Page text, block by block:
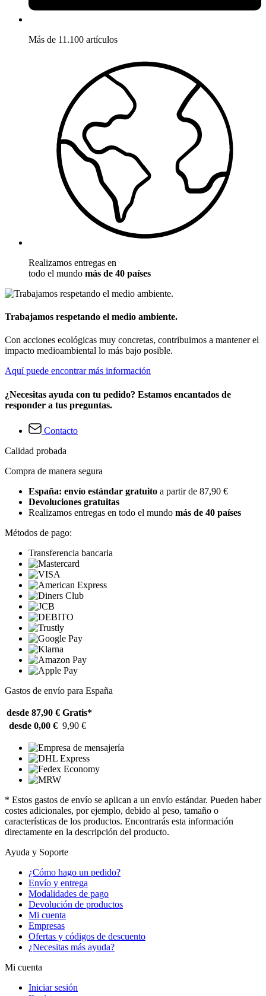
Más de 11.100 artículos
Realizamos entregas en
todo el mundo más de 40 países
Trabajamos respetando el medio ambiente.
Con acciones ecológicas muy concretas, contribuimos a mantener el
impacto medioambiental lo más bajo posible.
Aquí puede encontrar más información
¿Necesitas ayuda con tu pedido? Estamos encantados de
responder a tus preguntas.
Contacto
Calidad probada
Compra de manera segura
España: envío estándar gratuito a partir de 87,90 €
Devoluciones gratuitas
Realizamos entregas en todo el mundo más de 40 países
Métodos de pago:
Transferencia bancaria
Gastos de envío para España
desde 87,90 € Gratis*
desde 0,00 € 9,90 €
* Estos gastos de envío se aplican a un envío estándar. Pueden haber
costes adicionales, por ejemplo, debido al peso, tamaño o
características de los productos. Encontrarás esta información
directamente en la descripción del producto.
Ayuda y Soporte
¿Cómo hago un pedido?
Envío y entrega
Modalidades de pago
Devolución de productos
Mi cuenta
Empresas
Ofertas y códigos de descuento
¿Necesitas más ayuda?
Mi cuenta
Iniciar sesión